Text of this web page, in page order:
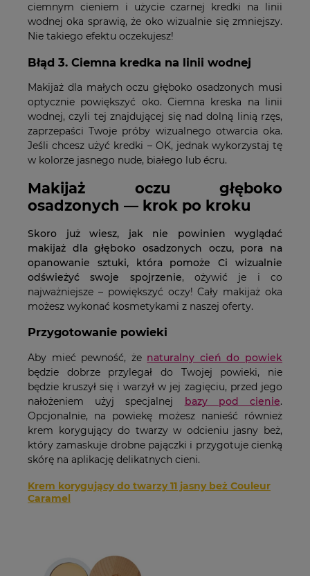
ciemnym cieniem i użycie czarnej kredki na linii
wodnej oka sprawią, że oko wizualnie się zmniejszy.
Nie takiego efektu oczekujesz!
Błąd 3. Ciemna kredka na linii wodnej
Makijaż dla małych oczu głęboko osadzonych musi
optycznie powiększyć oko. Ciemna kreska na linii
wodnej, czyli tej znajdującej się nad dolną linią rzęs,
zaprzepaści Twoje próby wizualnego otwarcia oka.
Jeśli chcesz użyć kredki – OK, jednak wykorzystaj tę
w kolorze jasnego nude, białego lub écru.
Makijaż oczu głęboko
osadzonych — krok po kroku
Skoro już wiesz, jak nie powinien wyglądać
makijaż dla głęboko osadzonych oczu, pora na
opanowanie sztuki, która pomoże Ci wizualnie
odświeżyć swoje spojrzenie, ożywić je i co
najważniejsze – powiększyć oczy! Cały makijaż oka
możesz wykonać kosmetykami z naszej oferty.
Przygotowanie powieki
Aby mieć pewność, że naturalny cień do powiek
będzie dobrze przylegał do Twojej powieki, nie
będzie kruszył się i warzył w jej zagięciu, przed jego
nałożeniem użyj specjalnej bazy pod cienie.
Opcjonalnie, na powiekę możesz nanieść również
krem korygujący do twarzy w odcieniu jasny beż,
który zamaskuje drobne pajączki i przygotuje cienką
skórę na aplikację delikatnych cieni.
Krem korygujący do twarzy 11 jasny beż Couleur
Caramel